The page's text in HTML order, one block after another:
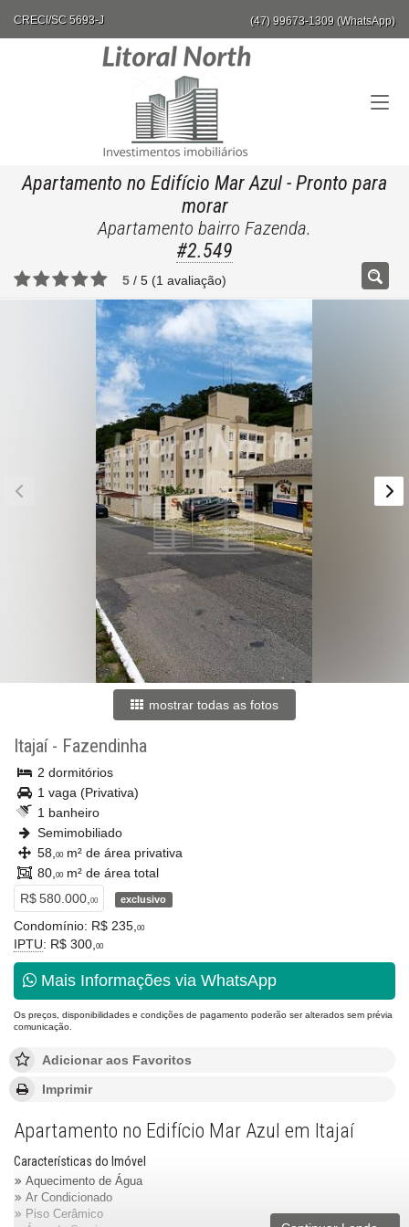
CRECI/SC 5693-J (47) 99673-1309 (WhatsApp)
Apartamento no Edifício Mar Azul - Pronto para
morar
Apartamento bairro Fazenda.
#2.549
5 / 5 (1 avaliação)
mostrar todas as fotos
Itajaí- Fazendinha
2 dormitórios
1 vaga (Privativa)
1 banheiro
Semimobiliado
58, 00m² de área privativa
80, 00m² de área total
R$ 580.000, 00 exclusivo
Condomínio: R$ 235, 00
IPTU: R$ 300, 00
Mais Informações via WhatsApp
Os preços, disponibilidades e condições de pagamento poderão ser alterados sem prévia
comunicação.
Adicionar aos Favoritos
Imprimir
Apartamento no Edifício Mar Azul em Itajaí
Características do Imóvel
Aquecimento de Água
Ar Condicionado
Piso Cerâmico